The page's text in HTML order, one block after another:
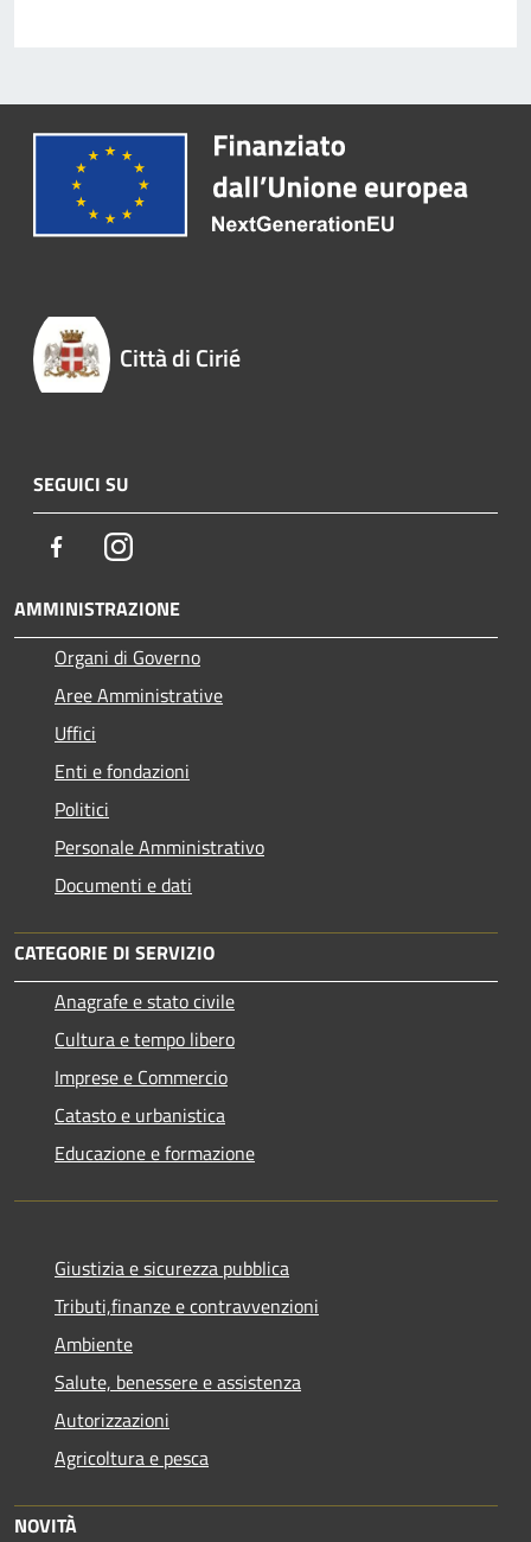
Città di Cirié
SEGUICI SU
FacebookInstagram
AMMINISTRAZIONE
Organi di Governo
Aree Amministrative
Uffici
Enti e fondazioni
Politici
Personale Amministrativo
Documenti e dati
CATEGORIE DI SERVIZIO
Anagrafe e stato civile
Cultura e tempo libero
Imprese e Commercio
Catasto e urbanistica
Educazione e formazione
Giustizia e sicurezza pubblica
Tributi,finanze e contravvenzioni
Ambiente
Salute, benessere e assistenza
Autorizzazioni
Agricoltura e pesca
NOVITÀ